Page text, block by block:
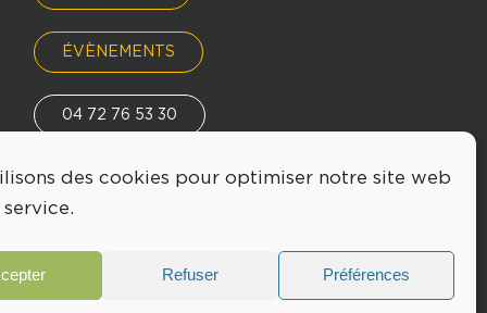
des cookies pour optimiser notre site web
Refuser Préférences
ÉVÈNEMENTS
04 72 76 53 30
INFO@LYONBIOPOLE.COM